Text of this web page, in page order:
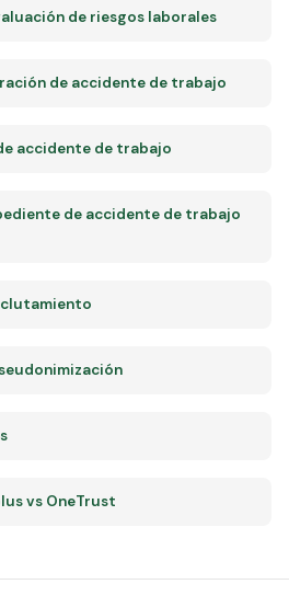
de riesgos laborales
de accidente de trabajo
accidente de trabajo
de accidente de trabajo
vs OneTrust